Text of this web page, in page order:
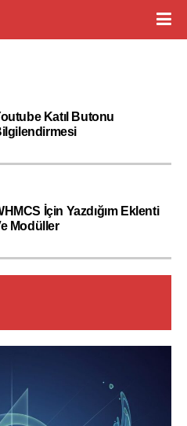
Katıl Butonu
İçin Yazdığım Eklenti
Modüller